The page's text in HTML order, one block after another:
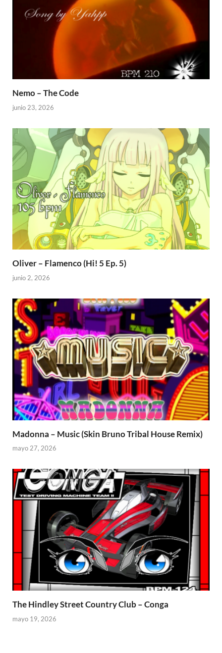
Nemo – The Code
junio 23, 2026
Oliver – Flamenco (Hi! 5 Ep. 5)
junio 2, 2026
Madonna – Music (Skin Bruno Tribal House Remix)
mayo 27, 2026
The Hindley Street Country Club – Conga
mayo 19, 2026